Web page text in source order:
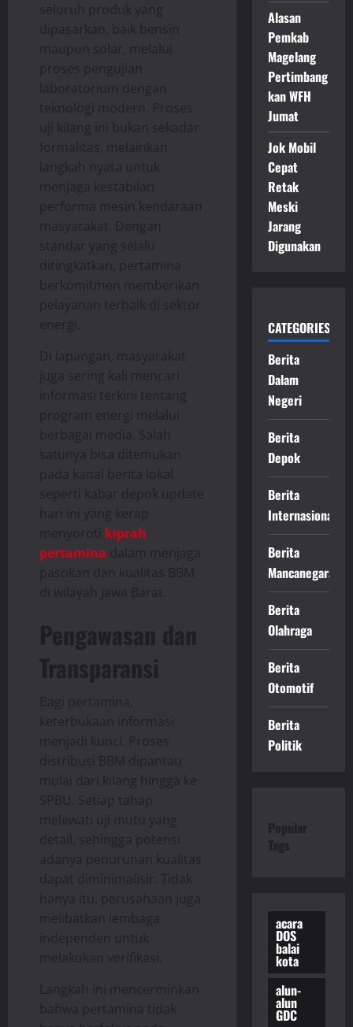
seluruh produk yang
dipasarkan, baik bensin
maupun solar, melalui
proses pengujian
laboratorium dengan
teknologi modern. Proses
uji kilang ini bukan sekadar
formalitas, melainkan
langkah nyata untuk
menjaga kestabilan
performa mesin kendaraan
masyarakat. Dengan
standar yang selalu
ditingkatkan, pertamina
berkomitmen memberikan
pelayanan terbaik di sektor
energi.
Di lapangan, masyarakat
juga sering kali mencari
informasi terkini tentang
program energi melalui
berbagai media. Salah
satunya bisa ditemukan
pada kanal berita lokal
seperti kabar depok update
hari ini yang kerap
menyoroti kiprah
pertamina dalam menjaga
pasokan dan kualitas BBM
di wilayah Jawa Barat.
Pengawasan dan
Transparansi
Bagi pertamina,
keterbukaan informasi
menjadi kunci. Proses
distribusi BBM dipantau
mulai dari kilang hingga ke
SPBU. Setiap tahap
melewati uji mutu yang
detail, sehingga potensi
adanya penurunan kualitas
dapat diminimalisir. Tidak
hanya itu, perusahaan juga
melibatkan lembaga
independen untuk
melakukan verifikasi.
Langkah ini mencerminkan
bahwa pertamina tidak
Alasan
Pemkab
Magelang
Pertimbang
kan WFH
Jumat
Jok Mobil
Cepat
Retak
Meski
Jarang
Digunakan
CATEGORIES
Berita
Dalam
Negeri
Berita
Depok
Berita
Internasional
Berita
Mancanegara
Berita
Olahraga
Berita
Otomotif
Berita
Politik
Popular
Tags
acara
DOS
balai
kota
alun-
alun
GDC